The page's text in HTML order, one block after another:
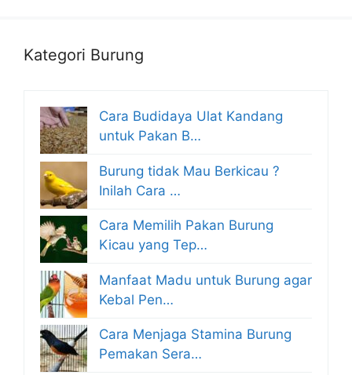
Kategori Burung
Cara Budidaya Ulat Kandang
untuk Pakan B…
Burung tidak Mau Berkicau ?
Inilah Cara …
Cara Memilih Pakan Burung
Kicau yang Tep…
Manfaat Madu untuk Burung agar
Kebal Pen…
Cara Menjaga Stamina Burung
Pemakan Sera…